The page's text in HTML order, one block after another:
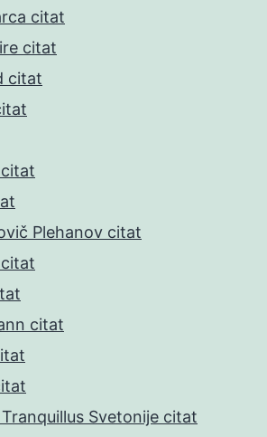
citat
citat
citat
Plehanov citat
citat
Svetonije citat